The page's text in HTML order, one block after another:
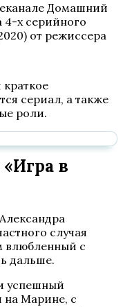
Домашний
4-х серийного
от режиссера
сериал, а также
роли.
в
случая
влюбленный с
дальше.
успешный
на Марине, с